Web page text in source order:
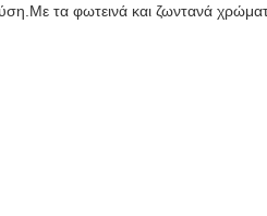
τα φωτεινά και ζωντανά